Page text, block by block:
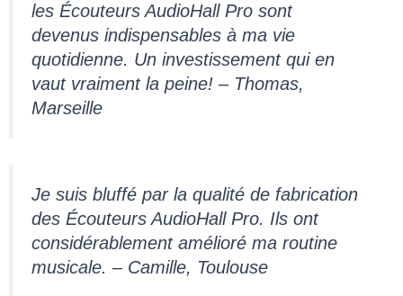
les Écouteurs AudioHall Pro sont
devenus indispensables à ma vie
quotidienne. Un investissement qui en
vaut vraiment la peine! – Thomas,
Marseille
Je suis bluffé par la qualité de fabrication
des Écouteurs AudioHall Pro. Ils ont
considérablement amélioré ma routine
musicale. – Camille, Toulouse